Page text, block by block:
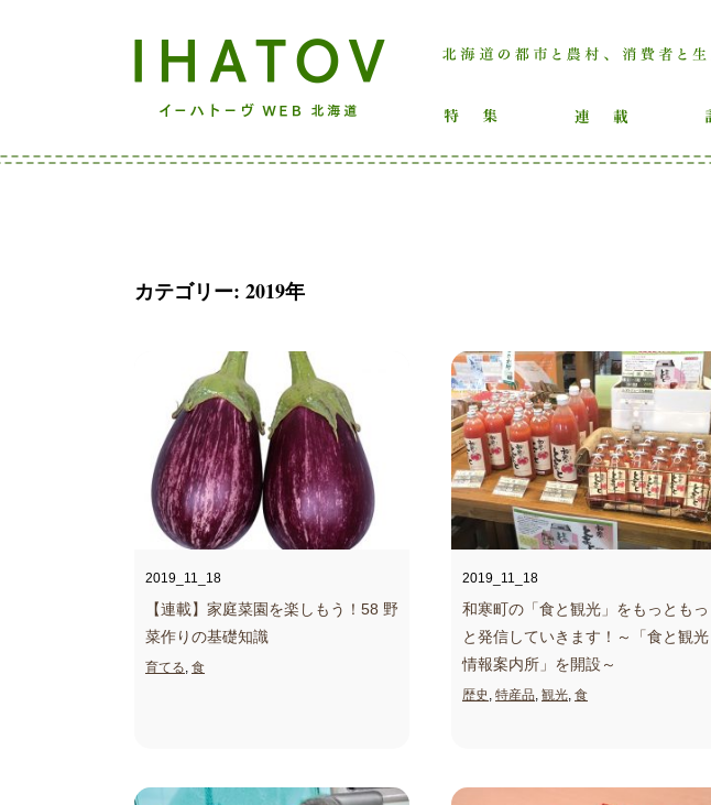
カテゴリー: 2019年
2019_11_18
【連載】家庭菜園を楽しもう！ 58 野
菜作りの基礎知識
育てる, 食
2019_11_18
和寒町の「食と観光」をもっともっ
と発信していきます！ ～「食と観光
情報案内所」を開設～
歴史 , 特産品, 観光, 食